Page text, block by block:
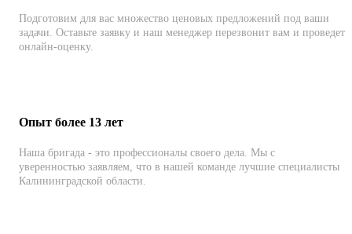
Подготовим для вас множество ценовых предложений под ваши
задачи. Оставьте заявку и наш менеджер перезвонит вам и проведет
онлайн-оценку.
Опыт более 13 лет
Наша бригада - это профессионалы своего дела. Мы с
уверенностью заявляем, что в нашей команде лучшие специалисты
Калининградской области.